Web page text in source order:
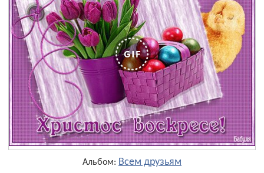
Альбом: Всем друзьям